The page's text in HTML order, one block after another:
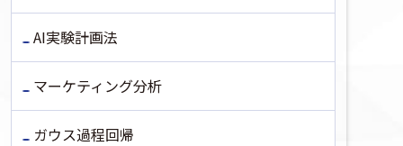
AI実験計画法
マーケティング分析
ガウス過程回帰